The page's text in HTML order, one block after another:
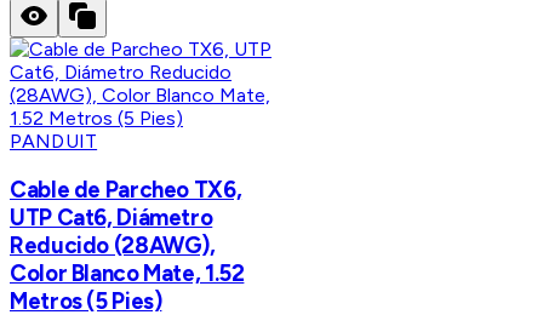
PANDUIT
Cable de Parcheo TX6,
UTP Cat6, Diámetro
Reducido (28AWG),
Color Blanco Mate, 1.52
Metros (5 Pies)